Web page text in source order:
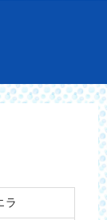
ラ